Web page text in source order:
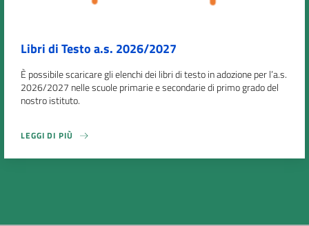
Libri di Testo a.s. 2026/2027
È possibile scaricare gli elenchi dei libri di testo in adozione per l’a.s.
2026/2027 nelle scuole primarie e secondarie di primo grado del
nostro istituto.
LEGGI DI PIÙ